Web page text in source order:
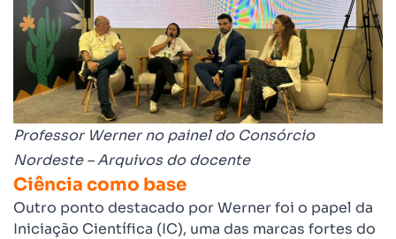
Professor Werner no painel do Consórcio
Nordeste – Arquivos do docente
Ciência como base
Outro ponto destacado por Werner foi o papel da
Iniciação Científica (IC), uma das marcas fortes do